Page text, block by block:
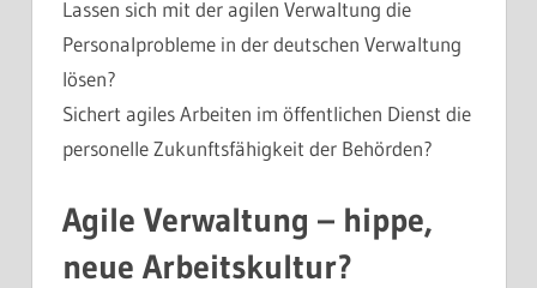
Lassen sich mit der agilen Verwaltung die
Personalprobleme in der deutschen Verwaltung
lösen?
Sichert agiles Arbeiten im öffentlichen Dienst die
personelle Zukunftsfähigkeit der Behörden?
Agile Verwaltung – hippe,
neue Arbeitskultur?